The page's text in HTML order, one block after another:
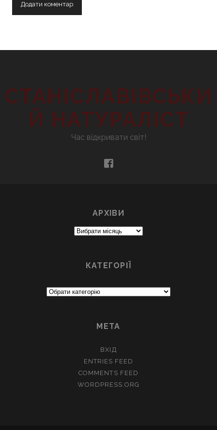
СТАНІСЛАВІВСЬКИ
Й НАТУРАЛІСТ
Час відкривати світ!
facebook
АРХІВИ
Архіви
КАТЕГОРІЇ
МЕТА
ВХІД
ENTRIES FEED
COMMENTS FEED
WORDPRESS.ORG